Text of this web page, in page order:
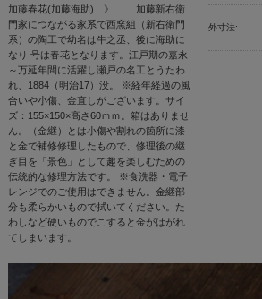
加藤春花(加藤海助) 》 加藤新右衛
門家につながる家系で西窯組（新右衛門
系）の陶工で幼名は牛之丞、後に海助に
なり 号は春花となります。江戸期の嘉永
～万延年間に活躍し瀬戸の名工とうたわ
れ、1884（明治17）没。 ※経年経過の風
合いや小傷、金直しがございます。サイ
ズ：155×150×高さ60ｍｍ。箱はありませ
ん。（金継）とは小傷や割れの箇所に漆
と金で補修修理したもので、修理後の継
ぎ目を「景色」として趣を楽しむための
伝統的な修理方法です。 ※食洗器・電子
レンジでのご使用はできません。金継部
分も柔らかいもので拭いてください。た
わしなど硬いものでこすると金がはがれ
てしまいます。
外寸法: